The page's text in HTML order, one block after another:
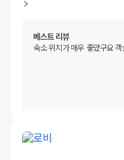
베스트 리뷰
숙소 위치가 매우 좋았구요